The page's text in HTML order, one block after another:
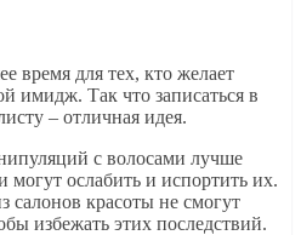
время для тех, кто желает
имидж. Так что записаться в
– отличная идея.
с волосами лучше
могут ослабить и испортить их.
красоты не смогут
избежать этих последствий.